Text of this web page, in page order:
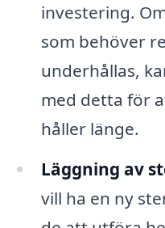
investering.
som behöver
underhållas,
med detta för
håller länge.
Läggning av
vill ha en ny